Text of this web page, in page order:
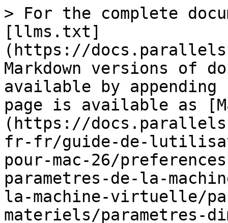
> For the complete
[llms.txt]
(https://
Markdown versions of
available by
page is available as
(https://
fr-fr/guide-de-
pour-mac-26/
parametres-de-la-
la-machine-virtuelle/
materiels/parametres-